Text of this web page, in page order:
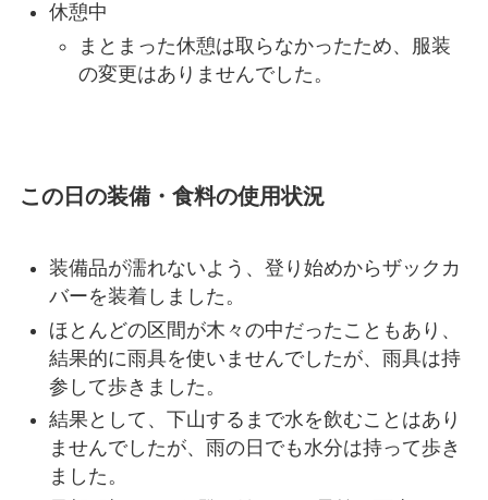
休憩中
まとまった休憩は取らなかったため、服装
の変更はありませんでした。
この日の装備・食料の使用状況
装備品が濡れないよう、登り始めからザックカ
バーを装着しました。
ほとんどの区間が木々の中だったこともあり、
結果的に雨具を使いませんでしたが、雨具は持
参して歩きました。
結果として、下山するまで水を飲むことはあり
ませんでしたが、雨の日でも水分は持って歩き
ました。